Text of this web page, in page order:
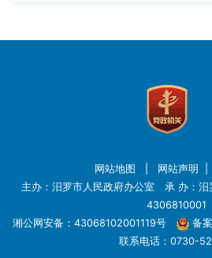
网站地图 网站声明
主办：汨罗市人民政府办公室 承 办：
4306810001
湘公网安备：43068102001119号
备
联系电话：0730-